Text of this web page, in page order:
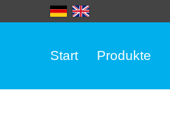
Start Produkte